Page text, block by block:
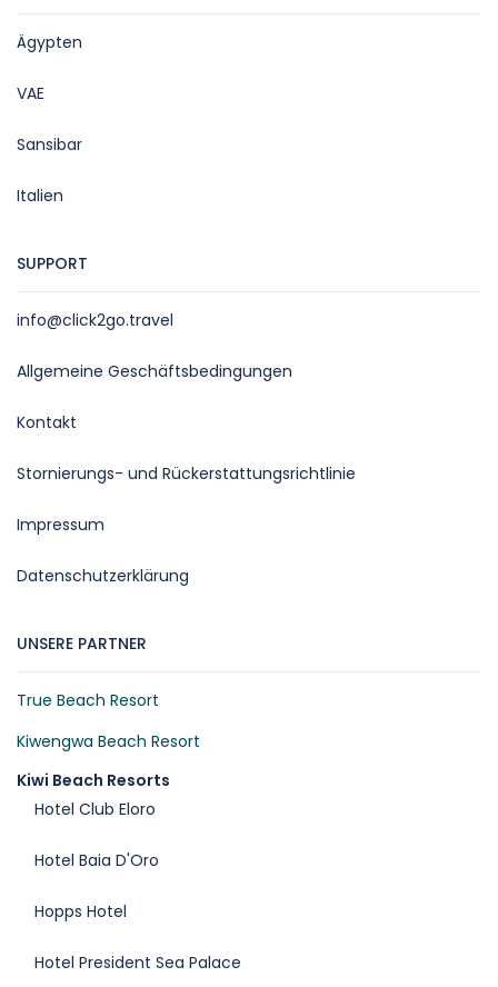
Ägypten
VAE
Sansibar
Italien
SUPPORT
info@click2go.travel
Allgemeine Geschäftsbedingungen
Kontakt
Stornierungs- und Rückerstattungsrichtlinie
Impressum
Datenschutzerklärung
UNSERE PARTNER
True Beach Resort
Kiwengwa Beach Resort
Kiwi Beach Resorts
Hotel Club Eloro
Hotel Baia D'Oro
Hopps Hotel
Hotel President Sea Palace